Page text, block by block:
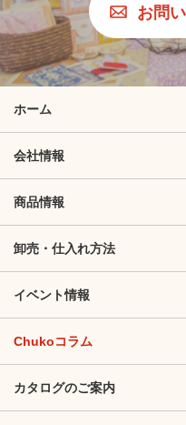
お問
ホーム
会社情報
商品情報
卸売・仕入れ方法
イベント情報
Chukoコラム
カタログのご案内